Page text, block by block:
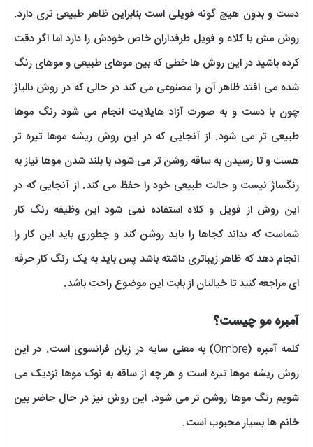
دست و بدون هیچ گونه فویلی است بنابراین ظاهر طبیعی تری دارد.
روش مش با کلاه و فویل طرفداران خاص خودش را دارد اما اگر دقت
کرده باشید در این روش ها خطی که بین موهای طبیعی و موهای رنگ
شده می افتد ظاهر آن را مصنوعی می کند در حالی که در روش بالیاژ
چون با دست و به صورت آزاد هایلایت انجام می شود رنگ موها
طبیعی تر می شود. از آنجایی که در این روش ریشه موها تیره تر
هست و تا رسیدن به ساقه روشن تر می شود، با بلند شدن موها نیاز به
رنگساژ نیست و حالت طبیعی خود را حفظ می کند. از آنجایی که در
این روش از فویل و کلاه استفاده نمی شود این وظیفه رنگ کار
شماست که بداند کجاها را باید روشن کند و چطوری باید این کار را
انجام دهد که ظاهر زیباتری داشته باشد پس باید به یک رنگ کار حرفه
ای مراجعه کنید تا خیالتان از بابت این موضوع راحت باشد.
آمبره مو چیست؟
کلمه آمبره (Ombre) به معنی سایه در زبان فرانسوی است. در این
روش ریشه موها تیره است و هر چه از ساقه به نوک موها نزدیک می
شویم رنگ موها روشن تر می شود. این روش نیز در حال حاضر بین
خانم ها بسیار محبوب است.